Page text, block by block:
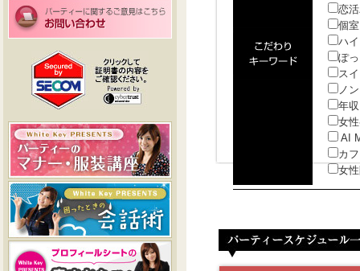
恋
個
ハ
ぽ
ス
ノ
年
女
AI
カ
女